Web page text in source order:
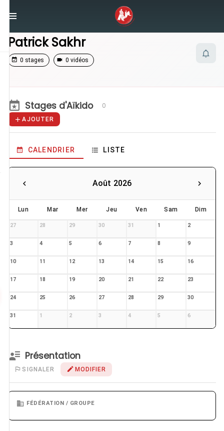
Patrick Sakhr
Patrick Sakhr
0 stages 0 vidéos
Stages d'Aïkido 0
AJOUTER
CALENDRIER LISTE
Août 2026
Lun Mar Mer Jeu Ven Sam Dim
27 28 29 30 31 1 2
3 4 5 6 7 8 9
10 11 12 13 14 15 16
17 18 19 20 21 22 23
24 25 26 27 28 29 30
31 1 2 3 4 5 6
Présentation
SIGNALER MODIFIER
FÉDÉRATION / GROUPE